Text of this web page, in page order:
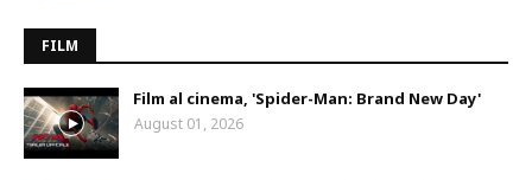
FILM
Film al cinema, 'Spider-Man: Brand New Day'
August 01, 2026